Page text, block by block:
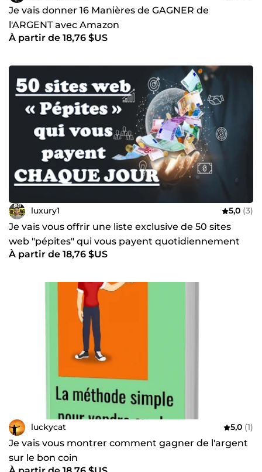
Je vais donner 16 Manières de GAGNER de
l'ARGENT avec Amazon
À partir de 18,76 $US
luxury1 5,0 (3)
Je vais vous offrir une liste exclusive de 50 sites
web "pépites" qui vous payent quotidiennement
À partir de 18,76 $US
luckycat 5,0 (1)
Je vais vous montrer comment gagner de l'argent
sur le bon coin